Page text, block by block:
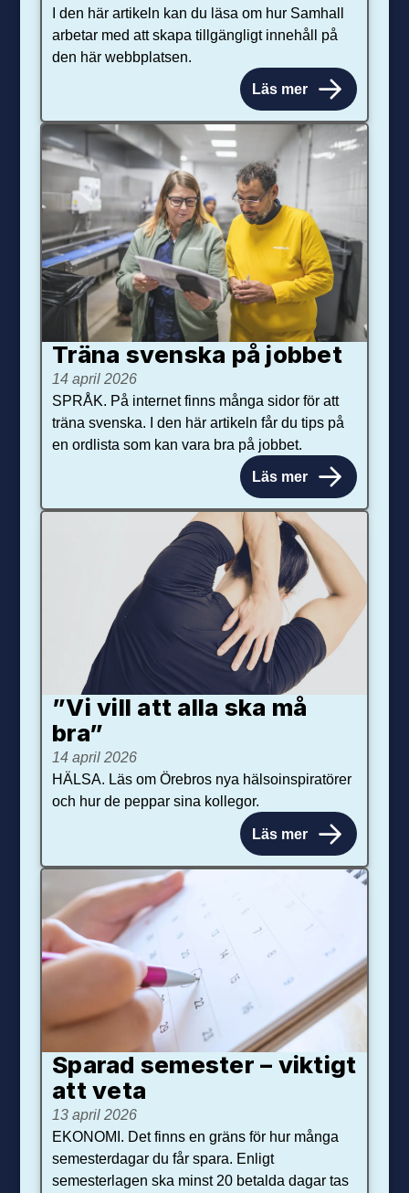
I den här artikeln kan du läsa om hur Samhall
arbetar med att skapa tillgängligt innehåll på
den här webbplatsen.
Läs mer
Träna svenska på jobbet
14 april 2026
SPRÅK. På internet finns många sidor för att
träna svenska. I den här artikeln får du tips på
en ordlista som kan vara bra på jobbet.
Läs mer
”Vi vill att alla ska må
bra”
14 april 2026
HÄLSA. Läs om Örebros nya hälsoinspiratörer
och hur de peppar sina kollegor.
Läs mer
Sparad semester – viktigt
att veta
13 april 2026
EKONOMI. Det finns en gräns för hur många
semesterdagar du får spara. Enligt
semesterlagen ska minst 20 betalda dagar tas